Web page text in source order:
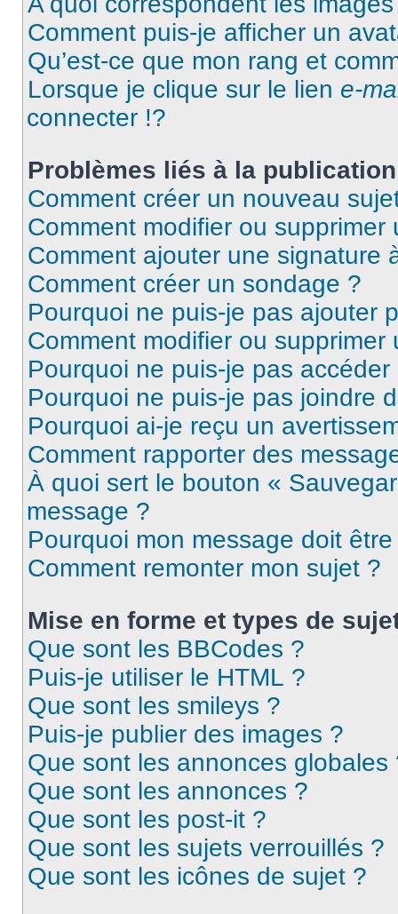
Comment puis-je afficher un
Qu’est-ce que mon rang et
Lorsque je clique sur le lien e-
connecter !?
Problèmes liés à la
Comment créer un nouveau
Comment modifier ou supprimer
Comment ajouter une signature
Comment créer un sondage ?
Pourquoi ne puis-je pas ajouter
Comment modifier ou supprimer
Pourquoi ne puis-je pas
Pourquoi ne puis-je pas joindre
Pourquoi ai-je reçu un
Comment rapporter des
À quoi sert le bouton «
message ?
Pourquoi mon message doit
Comment remonter mon sujet ?
Mise en forme et types de
Que sont les BBCodes ?
Puis-je utiliser le HTML ?
Que sont les smileys ?
Puis-je publier des images ?
Que sont les annonces globales
Que sont les annonces ?
Que sont les post-it ?
Que sont les sujets verrouillés ?
Que sont les icônes de sujet ?